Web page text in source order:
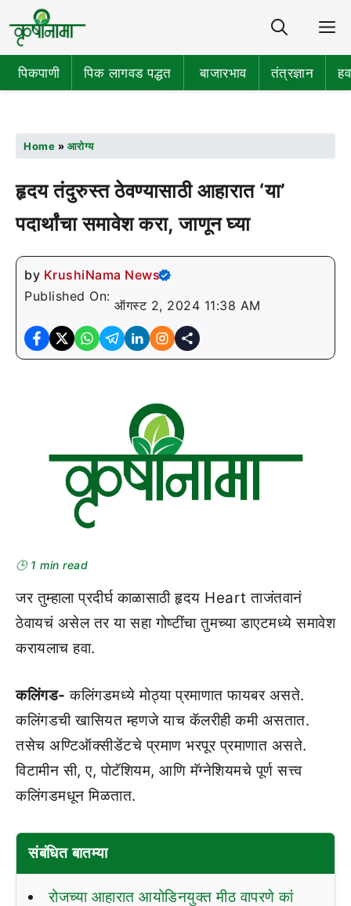
पिकपाणी पिक लागवड पद्धत बाजारभाव तंत्रज्ञान
Home » आरोग्य
हृदय तंदुरुस्त ठेवण्यासाठी आहारात ‘या’
पदार्थांचा समावेश करा, जाणून घ्या
by KrushiNama News
Published On:
ऑगस्ट 2, 2024 11:38 AM
🕒 1 min read
जर तुम्हाला प्रदीर्घ काळासाठी हृदय Heart ताजंतवानं
ठेवायचं असेल तर या सहा गोष्टींचा तुमच्या डाएटमध्ये समावेश
करायलाच हवा.
कलिंगड- कलिंगडमध्ये मोठ्या प्रमाणात फायबर असते.
कलिंगडची खासियत म्हणजे याच कॅलरीही कमी असतात.
तसेच अण्टिऑक्सीडेंटचे प्रमाण भरपूर प्रमाणात असते.
विटामीन सी, ए, पोटॅशियम, आणि मॅग्नेशियमचे पूर्ण सत्त्व
कलिंगडमधून मिळतात.
संबंधित बातम्या
रोजच्या आहारात आयोडिनयुक्त मीठ वापरणे कां